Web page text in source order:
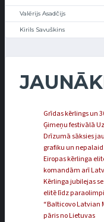
Valērijs Asadčijs
Kirils Savuškins
Grīdas kērlings un
Ģimeņu festivālā
Drīzumā sāksies
grafiku un
Eiropas kērlinga
komandām arī
Kērlinga jubilejas
elitē līdz
“Balticovo Latvian
pāris no Lietuvas